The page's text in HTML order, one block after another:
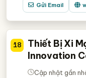
Gửi Email
18
Thiết Bị Xi
Innovation
Cập nhật gần